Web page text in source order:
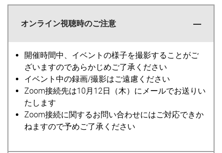
オンライン視聴時のご注意
開催時間中、イベントの様子を撮影することがご
ざいますのであらかじめご了承ください
イベント中の録画/撮影はご遠慮ください
Zoom接続先は10月12日（木）にメールでお送りい
たします
Zoom接続に関するお問い合わせにはご対応できか
ねますので予めご了承ください